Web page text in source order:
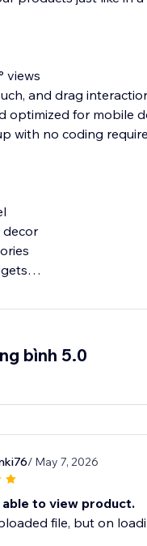
views
and drag
optimized for mobile
with no coding
decor
assist with setup or
and elevate the
bình 5.0
/ May 7, 2026
able to view product.
file, but on